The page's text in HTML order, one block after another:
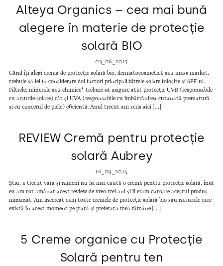
Alteya Organics – cea mai bună
alegere în materie de protecție
solară BIO
03_06_2015
Când îți alegi crema de protecție solară bio, dermatocosmetică sau mass market,
trebuie să iei în considerare doi factori principali:filtrele solare folosite și SPF-ul.
Filtrele, minerale sau chimice* trebuie să asigure atât protecție UVB (responsabile
cu arsurile solare) cât și UVA (responsabile cu îmbătrânirea cutanată prematură
și cu cancerul de piele) eficientă. Anul trecut am scris aici […]
REVIEW Cremă pentru protecție
solară Aubrey
16_09_2014
Știu, a trecut vara și nimeni nu își mai caută o cremă pentru protecție solară, însă
eu am tot amânat acest review de vreo trei ani și îi eram datoare acestui produs
minunat. Am încercat cam toate cremele de protecție solară bio sau naturale care
există în acest moment pe piață și preferata mea rămâne […]
5 Creme organice cu Protecție
Solară pentru ten